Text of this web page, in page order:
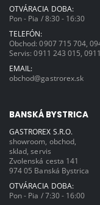
OTVÁRACIA DOBA:
Pon - Pia / 8:30 - 16:30
TELEFÓN:
Obchod:0907 715 704 ,
Servis:0911 243 015 ,
EMAIL:
obchod@gastrorex.sk
BANSKÁ BYSTRICA
GASTROREX S.R.O.
showroom, obchod,
sklad, servis
Zvolenská cesta 141
974 05 Banská Bystrica
OTVÁRACIA DOBA:
Pon - Pia / 7:30 - 16:00